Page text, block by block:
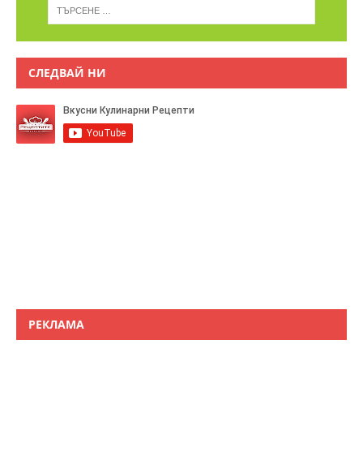
СЛЕДВАЙ НИ
РЕКЛАМА